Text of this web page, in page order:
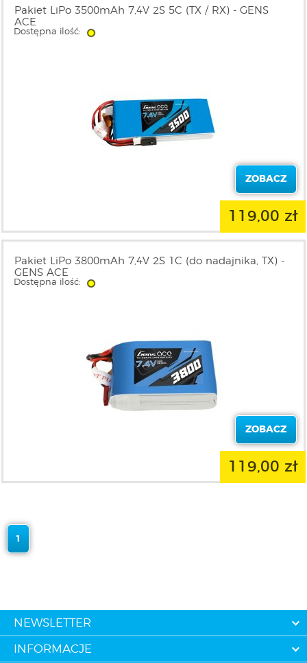
Pakiet LiPo 3500mAh 7,4V 2S 5C (TX / RX) - GENS
ACE
Dostępna ilość:
ZOBACZ
119,00 zł
Pakiet LiPo 3800mAh 7,4V 2S 1C (do nadajnika, TX) -
GENS ACE
Dostępna ilość:
ZOBACZ
119,00 zł
1
NEWSLETTER
INFORMACJE